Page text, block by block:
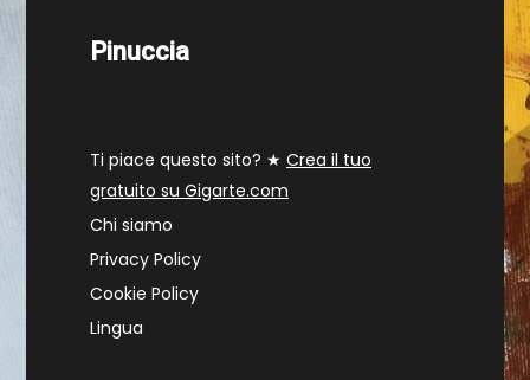
Pinuccia
Ti piace questo sito? ★ Crea il tuo
gratuito su Gigarte.com
Chi siamo
Privacy Policy
Cookie Policy
Lingua